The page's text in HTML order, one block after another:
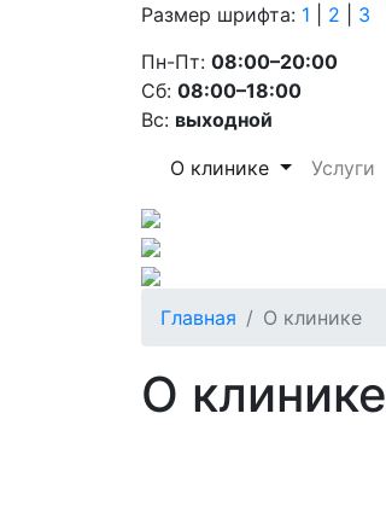
Размер шрифта: 1 2 3
Пн-Пт: 08:00–20:00
Сб: 08:00–18:00
Вс: выходной
О клинике Услуги
Главная О клинике
О клинике